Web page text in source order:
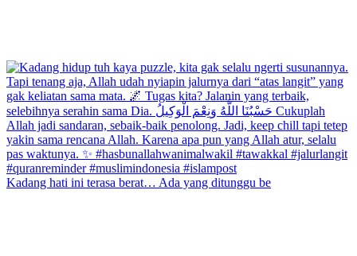
Kadang hati ini terasa berat… Ada yang ditunggu be